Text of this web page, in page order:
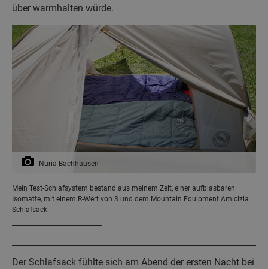
über warmhalten würde.
Nuria Bachhausen
Mein Test-Schlafsystem bestand aus meinem Zelt, einer aufblasbaren
Isomatte, mit einem R-Wert von 3 und dem Mountain Equipment Amicizia
Schlafsack.
Der Schlafsack fühlte sich am Abend der ersten Nacht bei